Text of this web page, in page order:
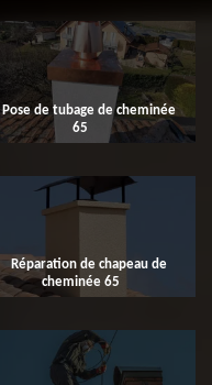
Pose de tubage de cheminée
65
Réparation de chapeau de
cheminée 65